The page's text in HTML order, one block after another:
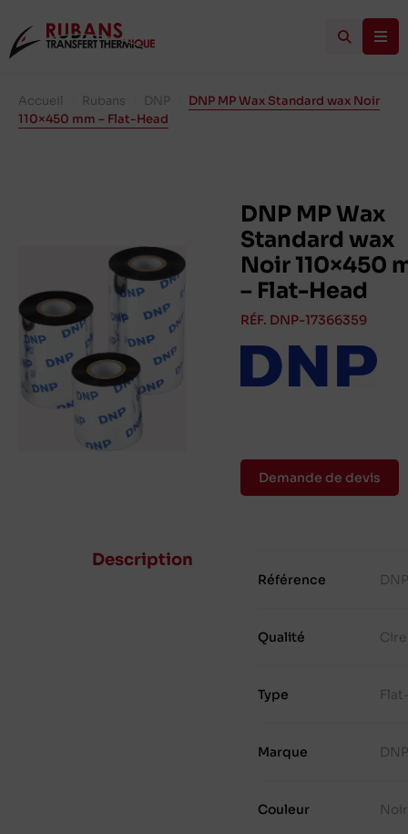
Accueil Rubans DNP
DNP MP Wax Standard wax Noir
110×450 mm – Flat-Head
DNP MP Wax
Standard wax
Noir 110×450
– Flat-Head
RÉF. DNP-17366359
Demande de devis
Description
Référence
Qualité Cire
Type
Marque DNP
Couleur Noir